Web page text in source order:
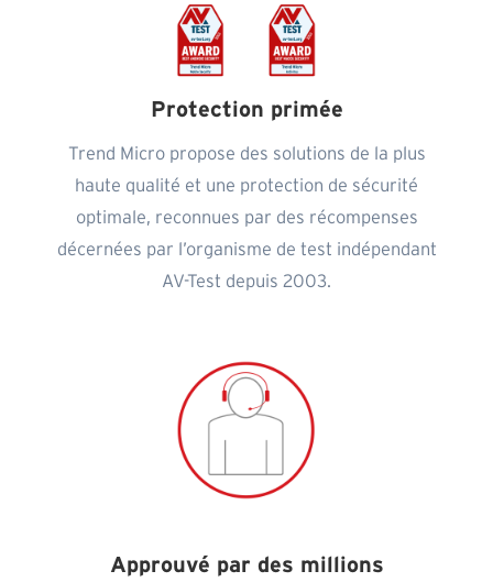
Protection primée
Trend Micro propose des solutions de la plus
haute qualité et une protection de sécurité
optimale, reconnues par des récompenses
décernées par l’organisme de test indépendant
AV-Test depuis 2003.
Approuvé par des millions